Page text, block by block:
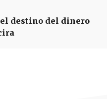
destino del dinero